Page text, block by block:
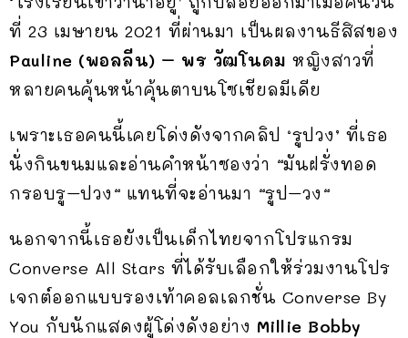
ที่ 23 เมษายน 2021 ที่ผ่านมา เป็นผลงานธีสิสของ
Pauline (พอลลีน) – พร วัฒโนดม หญิงสาวที่
หลายคนคุ้นหน้าคุ้นตาบนโซเชียลมีเดีย
เพราะเธอคนนี้เคยโด่งดังจากคลิป ‘รูปวง’ ที่เธอ
นั่งกินขนมและอ่านคำหน้าซองว่า “มันฝรั่งทอด
กรอบรู–ปวง “ แทนที่จะอ่านมา “รูป–วง “
นอกจากนี้เธอยังเป็นเด็กไทยจากโปรแกรม
Converse All Stars ที่ได้รับเลือกให้ร่วมงานโปร
เจกต์ออกแบบรองเท้าคอลเลกชั่น Converse By
You กับนักแสดงผู้โด่งดังอย่าง Millie Bobby